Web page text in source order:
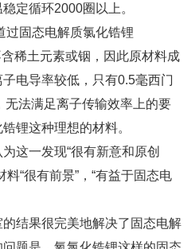
定循环2000圈以上。
过固态电解质氯化锆锂
稀土元素或铟，因此原材料成
电导率较低，只有0.5毫西门
无法满足离子传输效率上的要
锂这种理想的材料。
这一发现“很有新意和原创
“很有前景”，“有益于固态电
结果很完美地解决了固态电解